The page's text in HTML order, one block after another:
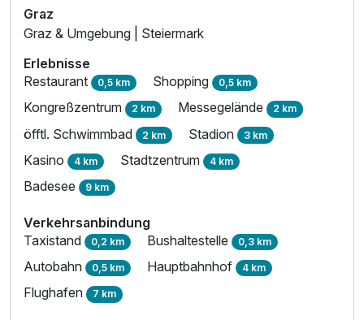
Graz
Graz & Umgebung | Steiermark
Erlebnisse
Restaurant 0,5 km Shopping 0,5 km
Kongreßzentrum 2 km Messegelände 2 km
öfftl. Schwimmbad 2 km Stadion 3 km
Kasino 4 km Stadtzentrum 4 km
Badesee 9 km
Verkehrsanbindung
Taxistand 0,2 km Bushaltestelle 0,3 km
Autobahn 0,5 km Hauptbahnhof 4 km
Flughafen 7 km